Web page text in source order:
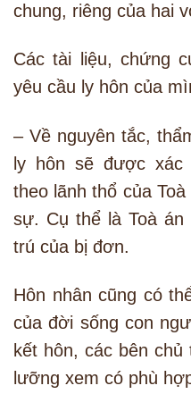
chung, riêng của hai
Các tài liệu, chứng
yêu cầu ly hôn của
– Về nguyên tắc,
ly hôn sẽ được xác
theo lãnh thổ của
sự. Cụ thể là Toà
trú của bị đơn.
Hôn nhân cũng có
của đời sống con
kết hôn, các bên chủ
lưỡng xem có phù